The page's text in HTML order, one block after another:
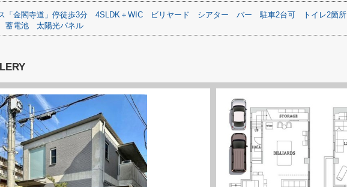
「金閣寺道」停徒歩3分 4SLDK＋WIC ビリヤード シアター バー 駐車2台可 トイレ2箇所
蓄電池 太陽光パネル